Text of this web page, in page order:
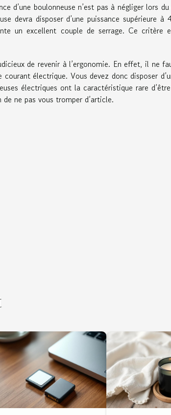
d’une boulonneuse n’est pas à négliger lors du
devra disposer d’une puissance supérieure
un excellent couple de serrage. Ce critère
de revenir à l’ergonomie. En effet, il ne
électrique. Vous devez donc disposer
électriques ont la caractéristique rare
ne pas vous tromper d’article.